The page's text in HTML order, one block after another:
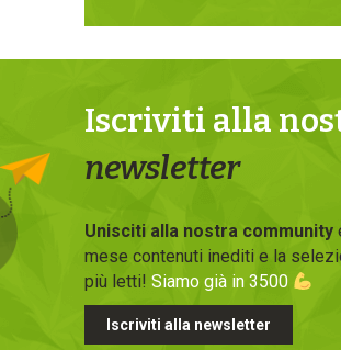
Iscriviti alla
newsletter
Unisciti alla nostra community
mese contenuti inediti e la
più letti! Siamo già in 3500
Iscriviti alla newsletter